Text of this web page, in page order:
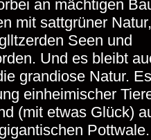
an mächtigen
mit sattgrüner
Seen und
Und es bleibt
grandiose Natur.
einheimischer
(mit etwas Glück)
Pottwale.